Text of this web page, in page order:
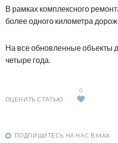
В рамках комплексного
более одного километра
На все обновленные объекты
четыре года.
ОЦЕНИТЬ СТАТЬЮ
0
ПОДПИШИТЕСЬ НА НАС В MAX